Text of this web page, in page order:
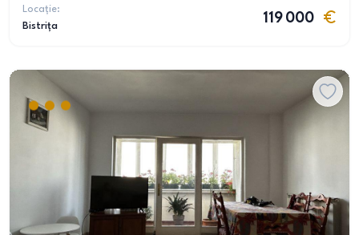
Locație:
Bistrița
119 000